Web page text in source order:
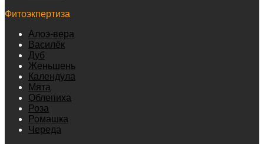
Фитоэкпертиза
Алоэ-вера
Василёк
Дуб
Женьшень
Календула
Мята
Облепиха
Роза
Ромашка
Череда